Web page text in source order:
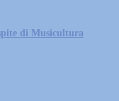
di Musicultura